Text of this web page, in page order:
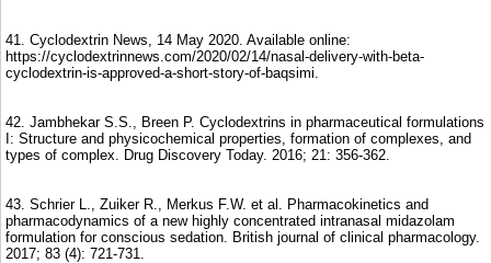
41. Cyclodextrin News, 14 May 2020. Available online:
https://cyclodextrinnews.com/2020/02/14/nasal-delivery-with-beta-
cyclodextrin-is-approved-a-short-story-of-baqsimi.
42. Jambhekar S.S., Breen P. Cyclodextrins in pharmaceutical formulations
I: Structure and physicochemical properties, formation of complexes, and
types of complex. Drug Discovery Today. 2016; 21: 356-362.
43. Schrier L., Zuiker R., Merkus F.W. et al. Pharmacokinetics and
pharmacodynamics of a new highly concentrated intranasal midazolam
formulation for conscious sedation. British journal of clinical pharmacology.
2017; 83 (4): 721-731.